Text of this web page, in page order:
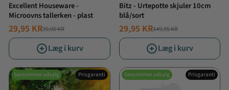
Excellent Houseware -
Microovns tallerken - plast
NORMALPRIS
39,95 KR
TILBUDSPRIS
29,95 KR
Læg i kurv
Bitz - Urtepotte skjuler 10cm
blå/sort
NORMALPRIS
149,95 KR
TILBUDSPRIS
29,95 KR
Læg i kurv
Sensommer udsalg Prisgaranti Sensommer udsalg Prisgaranti